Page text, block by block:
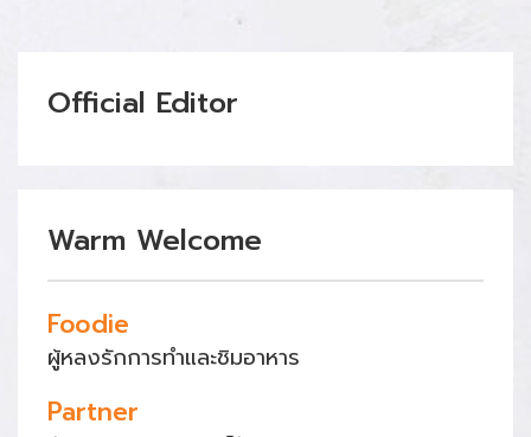
Official Editor
Warm Welcome
Foodie
ผู้หลงรักการทำและชิมอาหาร
Partner